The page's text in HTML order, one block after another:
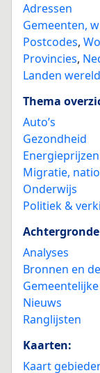
Adressen
Gemeenten,
Postcodes,
Provincies,
Landen
Thema
Auto’s
Gezondheid
Migratie,
Onderwijs
Politiek &
Analyses
Bronnen en
Nieuws
Ranglijsten
Kaarten:
Kaart